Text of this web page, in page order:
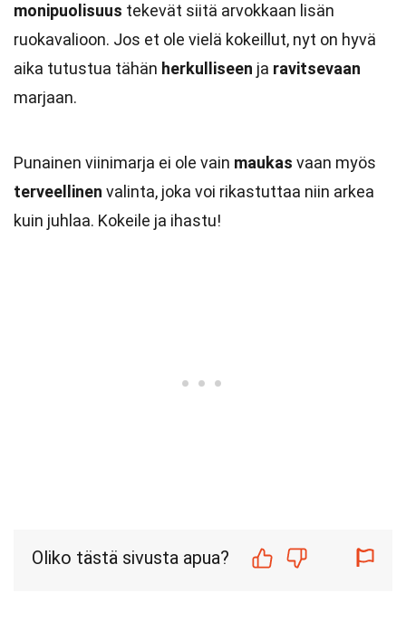
monipuolisuus tekevät siitä arvokkaan lisän
ruokavalioon. Jos et ole vielä kokeillut, nyt on hyvä
aika tutustua tähän herkulliseen ja ravitsevaan
marjaan.
Punainen viinimarja ei ole vain maukas vaan myös
terveellinen valinta, joka voi rikastuttaa niin arkea
kuin juhlaa. Kokeile ja ihastu!
Oliko tästä sivusta apua?